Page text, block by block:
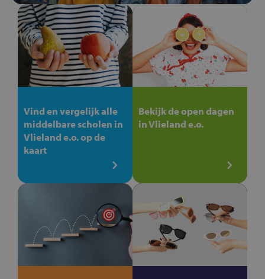
Vind en vergelijk alle
middelbare scholen in
Vlieland e.o. op de
kaart
Bekijk de open dagen
in Vlieland e.o.